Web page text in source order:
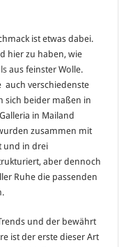
ist etwas dabei.
hier zu haben, wie
aus feinster Wolle.
auch verschiedenste
sich beider maßen in
in Mailand
zusammen mit
und in drei
aber dennoch
Ruhe die passenden
und der bewährt
ist der erste dieser Art